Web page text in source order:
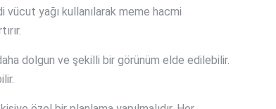
yağı kullanılarak meme hacmi
dolgun ve şekilli bir görünüm elde edilebilir.